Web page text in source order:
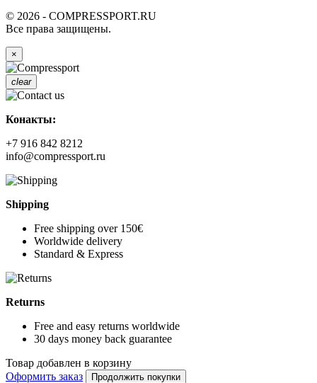
© 2026 - COMPRESSPORT.RU
Все права защищены.
×
clear
Конакты:
+7 916 842 8212
info@compressport.ru
Shipping
Free shipping over 150€
Worldwide delivery
Standard & Express
Returns
Free and easy returns worldwide
30 days money back guarantee
Товар добавлен в корзину
Оформить заказ
Продолжить покупки